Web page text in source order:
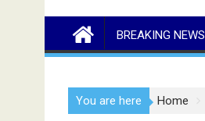
BREAKING NEWS
You are here Home